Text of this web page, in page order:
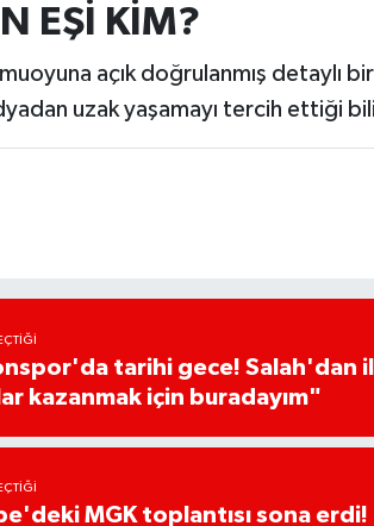
EŞİ KİM?
açık doğrulanmış detaylı
uzak yaşamayı tercih ettiği
tarihi gece! Salah'dan
kazanmak için buradayım"
MGK toplantısı sona